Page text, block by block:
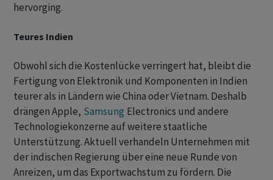
hervorging.
Teures Indien
Obwohl sich die Kostenlücke verringert hat, bleibt die
Fertigung von Elektronik und Komponenten in Indien
teurer als in Ländern wie China oder Vietnam. Deshalb
drängen Apple, Samsung Electronics und andere
Technologiekonzerne auf weitere staatliche
Unterstützung. Aktuell verhandeln Unternehmen mit
der indischen Regierung über eine neue Runde von
Anreizen, um das Exportwachstum zu fördern. Die